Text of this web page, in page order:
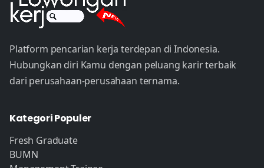
Platform pencarian kerja terdepan di Indonesia.
Hubungkan diri Kamu dengan peluang karir terbaik
dari perusahaan-perusahaan ternama.
Kategori Populer
Fresh Graduate
BUMN